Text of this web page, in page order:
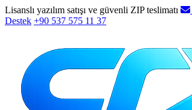
Lisanslı yazılım satışı ve güvenli ZIP teslimatı
Destek +90 537 575 11 37